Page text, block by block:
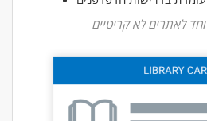
לאתרים לא קריטיים